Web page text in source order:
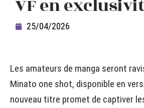
VF en
25/04/2026
Les amateurs de manga seront
Minato one shot, disponible en
nouveau titre promet de captiver